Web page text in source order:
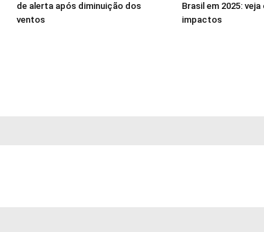
de alerta após diminuição dos
ventos
Brasil em 2025:
impactos